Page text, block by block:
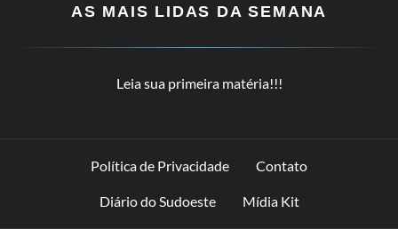
AS MAIS LIDAS DA SEMANA
Leia sua primeira matéria!!!
Política de Privacidade Contato
Diário do Sudoeste Mídia Kit